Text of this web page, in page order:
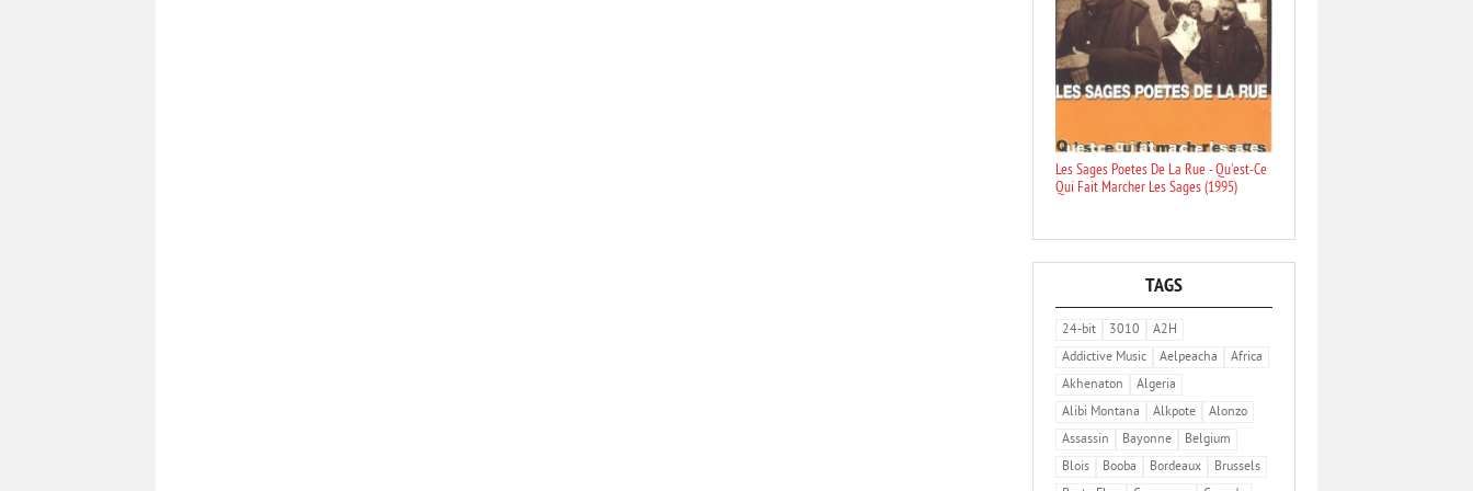
Les Sages Poetes De La Rue - Qu'est-Ce
Qui Fait Marcher Les Sages (1995)
TAGS
24-bit 3010
A2H
Addictive Music
Aelpeacha
Africa
Akhenaton
Algeria
Alibi Montana
Alkpote
Alonzo
Assassin
Bayonne
Belgium
Blois
Booba Bordeaux
Brussels